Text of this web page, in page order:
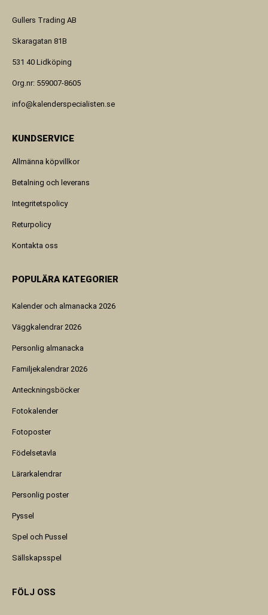
Gullers Trading AB
Skaragatan 81B
531 40 Lidköping
Org.nr: 559007-8605
info@kalenderspecialisten.se
KUNDSERVICE
Allmänna köpvillkor
Betalning och leverans
Integritetspolicy
Returpolicy
Kontakta oss
POPULÄRA KATEGORIER
Kalender och almanacka 2026
Väggkalendrar 2026
Personlig almanacka
Familjekalendrar 2026
Anteckningsböcker
Fotokalender
Fotoposter
Födelsetavla
Lärarkalendrar
Personlig poster
Pyssel
Spel och Pussel
Sällskapsspel
FÖLJ OSS